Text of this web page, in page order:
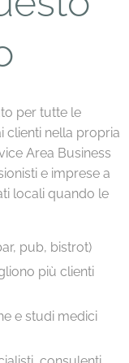
per tutte le
clienti nella propria
Area Business
e imprese a
locali quando le
pub, bistrot)
più clienti
e studi medici